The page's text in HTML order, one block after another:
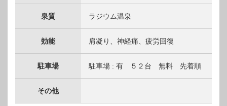
泉質 ラジウム温泉
効能 肩凝り、神経痛、疲労回復
駐車場 駐車場 : 有 ５２台 無料 先着順
その他